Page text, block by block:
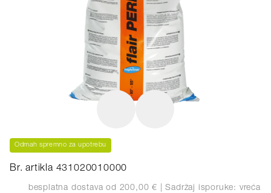
Odmah spremno za upotrebu
Br. artikla 431020010000
besplatna dostava od 200,00 € | Sadržaj isporuke: vreća